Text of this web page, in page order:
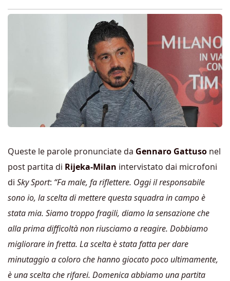
Queste le parole pronunciate da Gennaro Gattuso nel
post partita di Rijeka-Milan intervistato dai microfoni
di Sky Sport: “Fa male, fa riflettere. Oggi il responsabile
sono io, la scelta di mettere questa squadra in campo è
stata mia. Siamo troppo fragili, diamo la sensazione che
alla prima difficoltà non riusciamo a reagire. Dobbiamo
migliorare in fretta. La scelta è stata fatta per dare
minutaggio a coloro che hanno giocato poco ultimamente,
è una scelta che rifarei. Domenica abbiamo una partita